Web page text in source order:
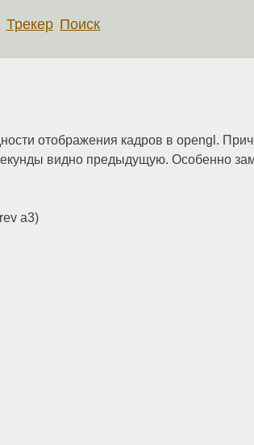
Трекер Поиск
отображения кадров в opengl.
видно предыдущую. Особенно
a3)